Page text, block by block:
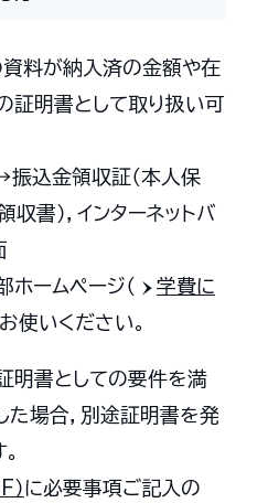
資料が納入済の金額や在
証明書として取り扱い可
込金領収証（本人保
収書），インターネットバ
ームページ（
学費に
使いください。
明書としての要件を満
た場合，別途証明書を発
）に必要事項ご記入の